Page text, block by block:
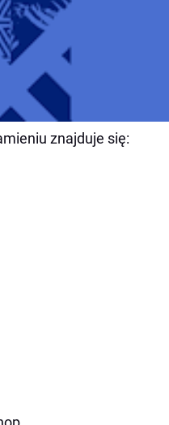
znajduje się: